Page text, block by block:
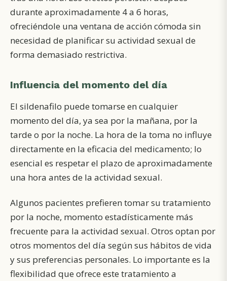
durante aproximadamente 4 a 6 horas,
ofreciéndole una ventana de acción cómoda sin
necesidad de planificar su actividad sexual de
forma demasiado restrictiva.
Influencia del momento del día
El sildenafilo puede tomarse en cualquier
momento del día, ya sea por la mañana, por la
tarde o por la noche. La hora de la toma no influye
directamente en la eficacia del medicamento; lo
esencial es respetar el plazo de aproximadamente
una hora antes de la actividad sexual.
Algunos pacientes prefieren tomar su tratamiento
por la noche, momento estadísticamente más
frecuente para la actividad sexual. Otros optan por
otros momentos del día según sus hábitos de vida
y sus preferencias personales. Lo importante es la
flexibilidad que ofrece este tratamiento a